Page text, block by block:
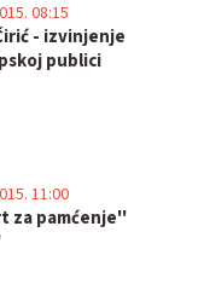
- izvinjenje
publici
08:15
za pamćenje''
11:00